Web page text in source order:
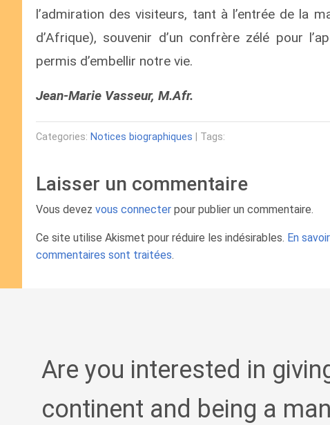
l’admiration des visiteurs, tant à l’entrée de la
d’Afrique), souvenir d’un confrère zélé pour
permis d’embellir notre vie.
Jean-Marie Vasseur, M.Afr.
Categories: Notices biographiques | Tags:
Laisser un commentaire
Vous devez vous connecter pour publier un commentaire.
Ce site utilise Akismet pour réduire les indésirables. En
commentaires sont traitées.
Are you interested in
continent and being a